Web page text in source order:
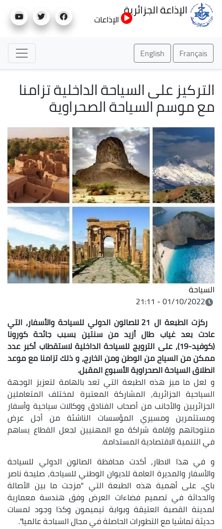
إلى
الإذاعة الجزائرية
الإذاعات
Français
English
التركيز على السياحة الداخلية تزامنا
مع موسم السياحة الصحراوية
السياحة
01/10/2022 - 21:11
ركزت الطبعة ال 21 للصالون الدولي للسياحة والأسفار، التي
عادت بعد غياب طال أزيد من سنتين بسبب جائحة كورونا
(كوفيد-19)، على الترويج للسياحة الداخلية لاستقطاب أكبر عدد
ممكن من السياح من الوطن ومن الخارج، و ذلك تزامنا مع موعد
انطلاق السياحة الصحراوية الأسبوع المقبل.
و لعل ما ميز هذه الطبعة التي تعد بالهامة لتعزيز الوجهة
السياحية الجزائرية, المشاركة المعتبرة لمختلف المتعاملين
الجزائريين والأجانب من أصحاب الفنادق ووكالات سياحية وأسفار
ومستثمرين ومسيري المؤسسات الناشئة من أجل عرض
منتوجاتهم وإقامة شراكة مع المهنيين لجعل القطاع يساهم
في التنمية الاقتصادية المستدامة.
و في هذا الاطار, أكدت محافظة الصالون الدولي للسياحة
والأسفار والمديرة العامة للديوان الوطني للسياحة, صليحة ناصر
باي, على أهمية هذه الطبعة التي "مزجت ما بين الأصالة
والحداثة في تصميم فضاءات العرض وفق هندسة معمارية
لمدينة القصبة العتيقة وبوابة تيميمون وكذا وجود لمسات
حديثة تماشيا مع التطورات الحاصلة في مجال السباحة عالميا".